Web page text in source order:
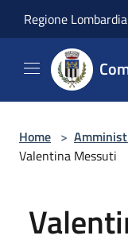
Regione Lombardia
Home >
Valentina Messuti